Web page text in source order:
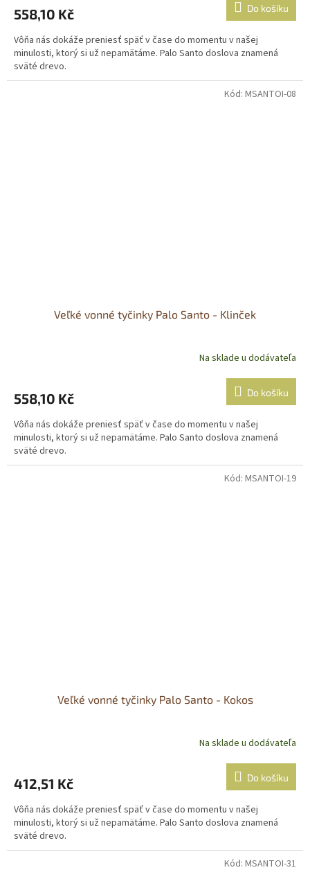
558,10 Kč Do košíku
Vôňa nás dokáže preniesť späť v čase do momentu v našej
minulosti, ktorý si už nepamätáme. Palo Santo doslova znamená
sväté drevo.
Veľké vonné tyčinky Palo Santo - Klinček
Na sklade u dodávateľa
558,10 Kč Do košíku
Vôňa nás dokáže preniesť späť v čase do momentu v našej
minulosti, ktorý si už nepamätáme. Palo Santo doslova znamená
sväté drevo.
Kód: MSANTOI-08
Veľké vonné tyčinky Palo Santo - Kokos
Na sklade u dodávateľa
412,51 Kč Do košíku
Vôňa nás dokáže preniesť späť v čase do momentu v našej
minulosti, ktorý si už nepamätáme. Palo Santo doslova znamená
sväté drevo.
Kód: MSANTOI-19
Kód: MSANTOI-31